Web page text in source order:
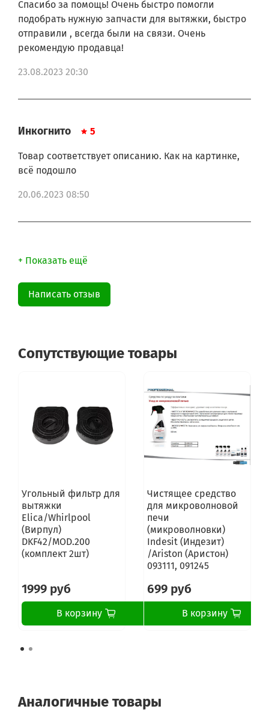
208355404747
208355404835
208355404837
208355404991
208355405223
208355406156
208355406271
208355406272
208355406278
208355406279
208355406339
208355406975
208338004401
Спасибо за помощь! Очень быстро помогли
подобрать нужную запчасти для вытяжки, быстро
отправили , всегда были на связи. Очень
рекомендую продавца!
23.08.2023 20:30
Инкогнито 5
Товар соответствует описанию. Как на картинке,
всё подошло
20.06.2023 08:50
+ Показать ещё
Написать отзыв
Сопутствующие товары
Угольный фильтр для
вытяжки
Elica/Whirlpool
(Вирпул)
DKF42/MOD.200
(комплект 2шт)
1999 руб
В корзину
Чистящее средство
для микроволновой
печи
(микроволновки)
Indesit (Индезит)
/Ariston (Аристон)
093111, 091245
699 руб
В корзину
Аналогичные товары